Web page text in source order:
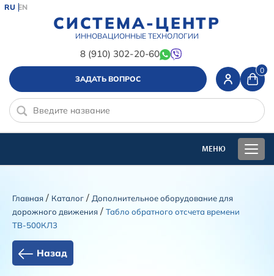
СИСТЕМА-ЦЕНТР
ИННОВАЦИОННЫЕ ТЕХНОЛОГИИ
8 (910) 302-20-60
RU EN
ЗАДАТЬ ВОПРОС
0
Главная / Каталог / Дополнительное оборудование для
дорожного движения / Табло обратного отсчета времени
ТВ-500КЛ3
Назад